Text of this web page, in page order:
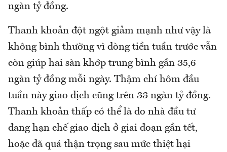
ngàn tỷ đồng.
Thanh khoản đột ngột giảm mạnh như vậy là
không bình thường vì dòng tiền tuần trước vẫn
còn giúp hai sàn khớp trung bình gần 35,6
ngàn tỷ đồng mỗi ngày. Thậm chí hôm đầu
tuần này giao dịch cũng trên 33 ngàn tỷ đồng.
Thanh khoản thấp có thể là do nhà đầu tư
đang hạn chế giao dịch ở giai đoạn gần tết,
hoặc đã quá thận trọng sau mức thiệt hại